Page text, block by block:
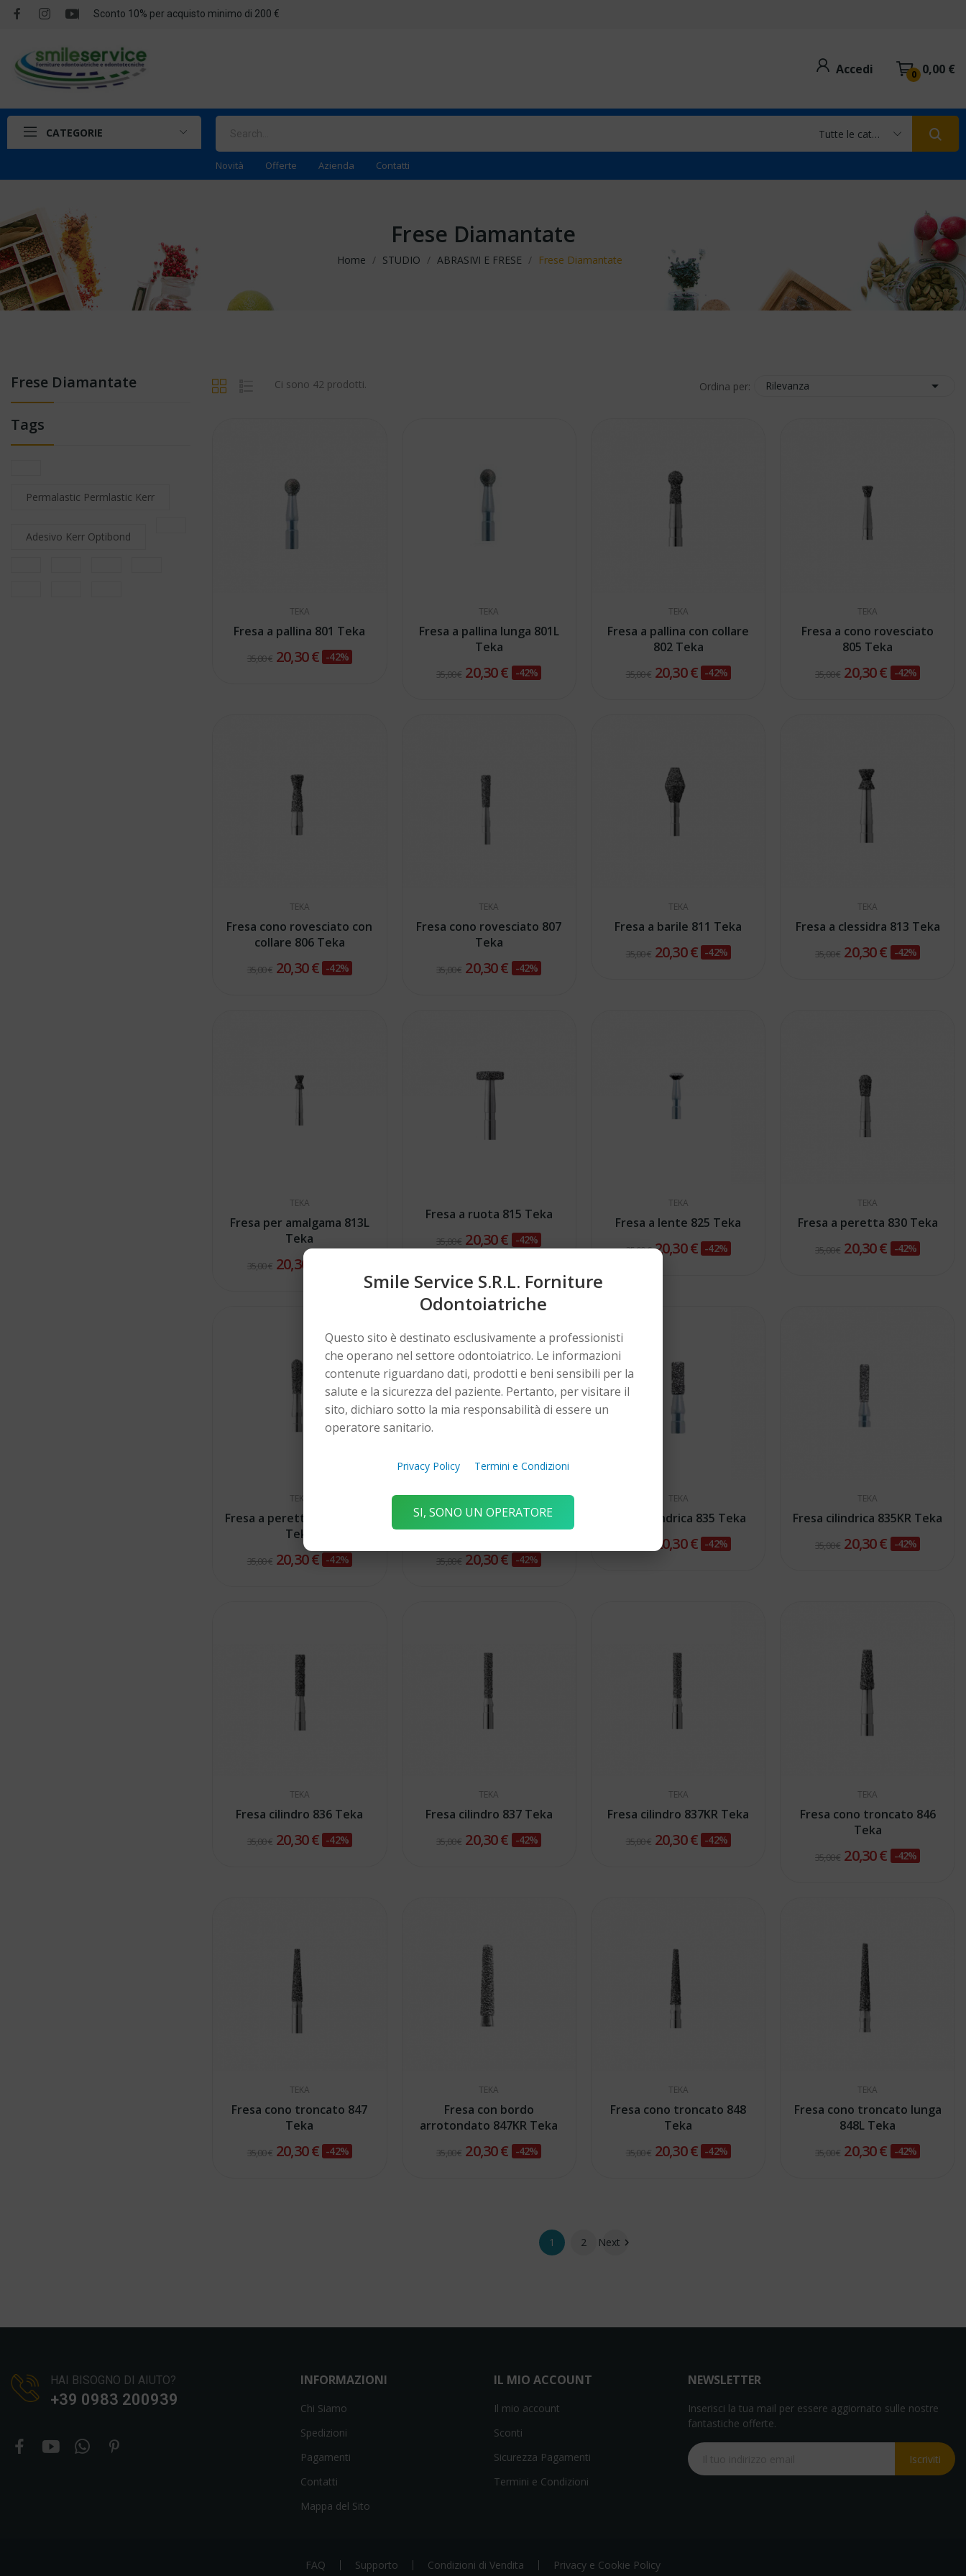
Sconto 10% per acquisto minimo di 200 €
Accedi 0,00 €
0
CATEGORIE Tutte le categorie
Novità Offerte Azienda Contatti
Frese Diamantate
Home STUDIO ABRASIVI E FRESE Frese Diamantate
Frese Diamantate
Tags
Permalastic Permlastic Kerr
Adesivo Kerr Optibond
Ci sono 42 prodotti. Ordina per: Rilevanza 
TEKA
Fresa a pallina 801 Teka
35,00 € 20,30 € -42%
TEKA
Fresa a pallina lunga 801L
Teka
35,00 € 20,30 € -42%
TEKA
Fresa a pallina con collare
802 Teka
35,00 € 20,30 € -42%
TEKA
Fresa a cono rovesciato
805 Teka
35,00 € 20,30 € -42%
TEKA
Fresa cono rovesciato con
collare 806 Teka
35,00 € 20,30 € -42%
TEKA
Fresa cono rovesciato 807
Teka
35,00 € 20,30 € -42%
TEKA
Fresa a barile 811 Teka
35,00 € 20,30 € -42%
TEKA
Fresa a clessidra 813 Teka
35,00 € 20,30 € -42%
TEKA
Fresa per amalgama 813L
Teka
35,00 € 20,30 €
Fresa a ruota 815 Teka
35,00 € 20,30 € -42%
TEKA
Fresa a lente 825 Teka
35,00 € 20,30 € -42%
TEKA
Fresa a peretta 830 Teka
35,00 € 20,30 € -42%
TEKA
Fresa a peretta lunga 830L
Teka
35,00 € 20,30 € -42%
TEKA
Fresa modellazione
occlusale 833 Teka
35,00 € 20,30 € -42%
TEKA
Fresa cilindrica 835 Teka
20,30 € -42%
TEKA
Fresa cilindrica 835KR Teka
35,00 € 20,30 € -42%
TEKA
Fresa cilindro 836 Teka
35,00 € 20,30 € -42%
TEKA
Fresa cilindro 837 Teka
35,00 € 20,30 € -42%
TEKA
Fresa cilindro 837KR Teka
35,00 € 20,30 € -42%
TEKA
Fresa cono troncato 846
Teka
35,00 € 20,30 € -42%
TEKA
Fresa cono troncato 847
Teka
35,00 € 20,30 € -42%
TEKA
Fresa con bordo
arrotondato 847KR Teka
35,00 € 20,30 € -42%
TEKA
Fresa cono troncato 848
Teka
35,00 € 20,30 € -42%
TEKA
Fresa cono troncato lunga
848L Teka
35,00 € 20,30 € -42%
1 2 Next 
HAI BISOGNO DI AIUTO?
+39 0983 200939
INFORMAZIONI
Chi Siamo
Spedizioni
Pagamenti
Contatti
Mappa del Sito
IL MIO ACCOUNT
Il mio account
Sconti
Sicurezza Pagamenti
Termini e Condizioni
NEWSLETTER
Inserisci la tua mail per essere aggiornato sulle nostre
fantastiche offerte.
Iscriviti
FAQ Supporto Condizioni di Vendita Privacy e Cookie Policy
Smile Service S.r.l. Forniture
Odontoiatriche
Questo sito è destinato esclusivamente a professionisti
che operano nel settore odontoiatrico. Le informazioni
contenute riguardano dati, prodotti e beni sensibili per la
salute e la sicurezza del paziente. Pertanto, per visitare il
sito, dichiaro sotto la mia responsabilità di essere un
operatore sanitario.
Privacy Policy Termini e Condizioni
SI, SONO UN OPERATORE